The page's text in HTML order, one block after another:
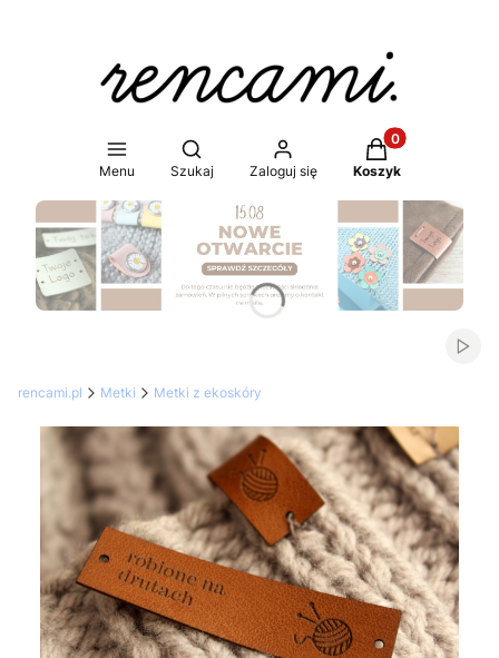
Menu
Otwórz wyszukiwarkę
Szukaj Zaloguj się
Produkty w
Koszyk
Naciśnij Enter lub spację, aby otworzyć stronę.
rencami.pl Metki Metki z ekoskóry